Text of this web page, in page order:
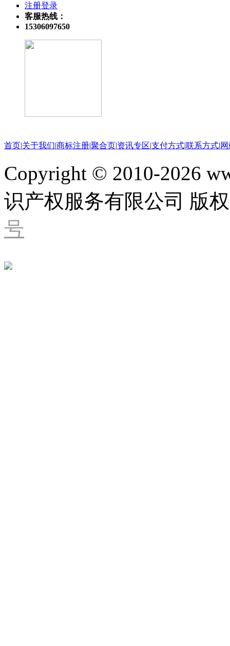
注册登录
客服热线：
15306097650
首页|关于我们|商标注册|聚合页|资讯专区|支付方式|联系方式|
Copyright © 2010-2026
识产权服务有限公司 版
号